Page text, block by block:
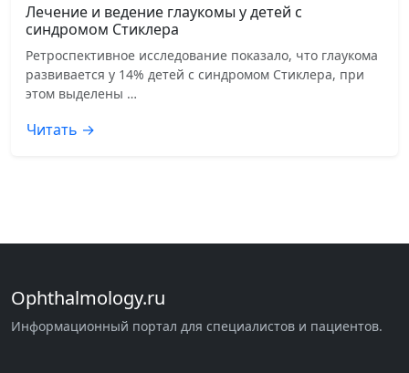
Лечение и ведение глаукомы у детей с
синдромом Стиклера
Ретроспективное исследование показало, что глаукома
развивается у 14% детей с синдромом Стиклера, при
этом выделены …
Читать →
Ophthalmology.ru
Информационный портал для специалистов и пациентов.